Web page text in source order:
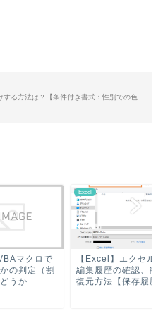
する方法は？【条件付き書式：性別での色
マクロで
の判定（割
うか...
Excel
【Excel】エクセル
編集履歴の確認、削
復元方法【保存履歴